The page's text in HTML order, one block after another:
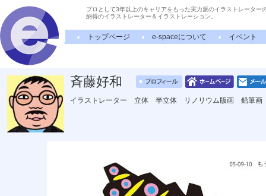
プロとして3年以上のキャリアをもった実力派のイラストレーター
納得のイラストレーター＆イラストレーション。
トップページ e-spaceについて イベント
斉藤好和
イラストレーター 立体 半立体 リノリウム版画 鉛筆画